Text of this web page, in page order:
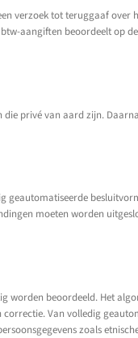
verzoek tot teruggaaf over
aangiften beoordeelt op
privé van aard zijn.
geautomatiseerde
moeten worden
worden beoordeeld. Het
correctie. Van volledig
zoals